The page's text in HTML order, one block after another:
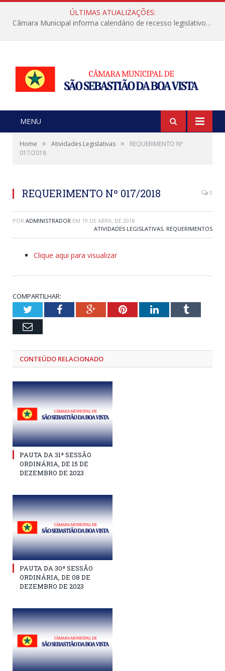
ÚLTIMAS ATUALIZAÇÕES:
Câmara Municipal informa calendário de recesso legislativo de julho
MENU
Home » Atividades Legislativas »
REQUERIMENTO Nº
017/2018
REQUERIMENTO Nº 017/2018 0
POR ADMINISTRADOR EM 19 DE ABRIL DE 2018
ATIVIDADES LEGISLATIVAS, REQUERIMENTOS
Clique aqui para visualizar
COMPARTILHAR:
TwitterFacebookGoogle+PinterestLinkedInTumblr
Email
CONTEÚDO RELACIONADO
PAUTA DA 31ª SESSÃO
ORDINÁRIA, DE 15 DE
DEZEMBRO DE 2023
PAUTA DA 30ª SESSÃO
ORDINÁRIA, DE 08 DE
DEZEMBRO DE 2023